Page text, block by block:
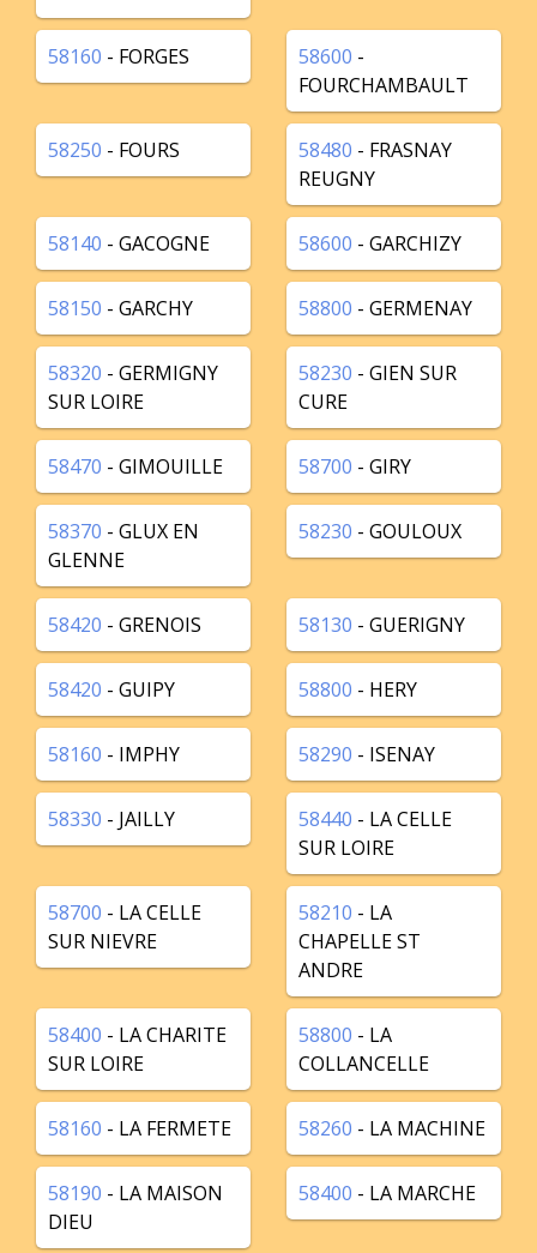
58160 - FORGES 58600 -
FOURCHAMBAULT
58250 - FOURS 58480 - FRASNAY
REUGNY
58140 - GACOGNE 58600 - GARCHIZY
58150 - GARCHY 58800 - GERMENAY
58320 - GERMIGNY
SUR LOIRE
58230 - GIEN SUR
CURE
58470 - GIMOUILLE 58700 - GIRY
58370 - GLUX EN
GLENNE
58230 - GOULOUX
58420 - GRENOIS 58130 - GUERIGNY
58420 - GUIPY 58800 - HERY
58160 - IMPHY 58290 - ISENAY
58330 - JAILLY 58440 - LA CELLE
SUR LOIRE
58700 - LA CELLE
SUR NIEVRE
58210 - LA
CHAPELLE ST
ANDRE
58400 - LA CHARITE
SUR LOIRE
58800 - LA
COLLANCELLE
58160 - LA FERMETE 58260 - LA MACHINE
58190 - LA MAISON
DIEU
58400 - LA MARCHE